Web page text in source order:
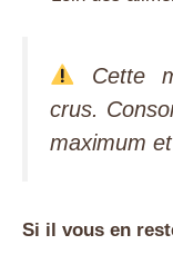
Cette
crus.
maximum
Si il vous en